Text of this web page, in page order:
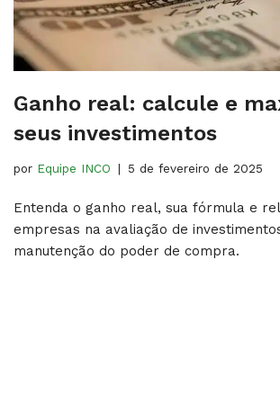
Ganho real: calcule e
seus investimentos
por Equipe INCO 5 de fevereiro de 2025
Entenda o ganho real, sua fórmula e
empresas na avaliação de
manutenção do poder de compra.